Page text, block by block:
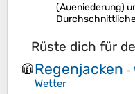
(Aueniederung)
Rüste dich für
🧥Regenjacken -
Wetter